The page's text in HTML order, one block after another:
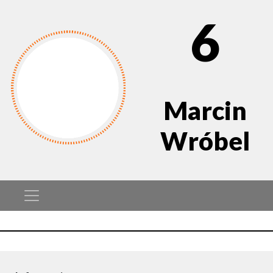
6
Marcin
Wróbel